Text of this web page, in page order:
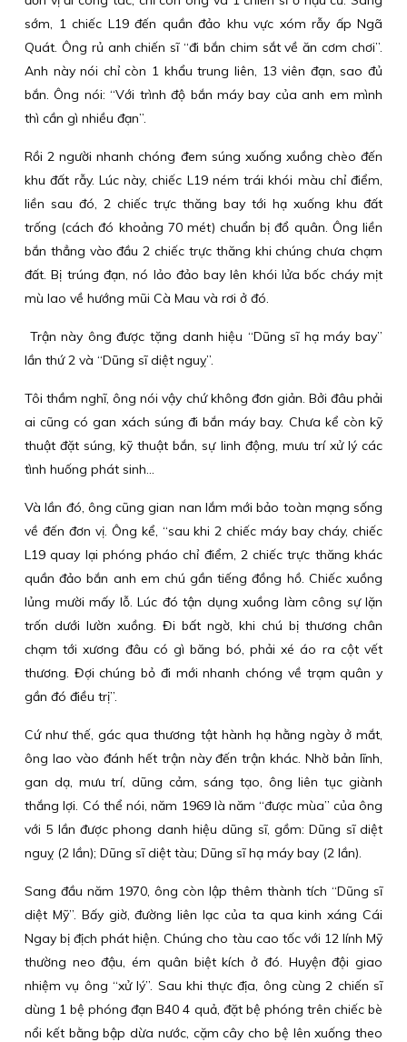
sớm, 1 chiếc L19 đến quần đảo khu vực xóm rẫy ấp Ngã
Quát. Ông rủ anh chiến sĩ “đi bắn chim sắt về ăn cơm chơi”.
Anh này nói chỉ còn 1 khẩu trung liên, 13 viên đạn, sao đủ
bắn. Ông nói: “Với trình độ bắn máy bay của anh em mình
thì cần gì nhiều đạn”.
Rồi 2 người nhanh chóng đem súng xuống xuồng chèo đến
khu đất rẫy. Lúc này, chiếc L19 ném trái khói màu chỉ điểm,
liền sau đó, 2 chiếc trực thăng bay tới hạ xuống khu đất
trống (cách đó khoảng 70 mét) chuẩn bị đổ quân. Ông liền
bắn thẳng vào đầu 2 chiếc trực thăng khi chúng chưa chạm
đất. Bị trúng đạn, nó lảo đảo bay lên khói lửa bốc cháy mịt
mù lao về hướng mũi Cà Mau và rơi ở đó.
Trận này ông được tặng danh hiệu “Dũng sĩ hạ máy bay”
lần thứ 2 và “Dũng sĩ diệt nguỵ”.
Tôi thầm nghĩ, ông nói vậy chứ không đơn giản. Bởi đâu phải
ai cũng có gan xách súng đi bắn máy bay. Chưa kể còn kỹ
thuật đặt súng, kỹ thuật bắn, sự linh động, mưu trí xử lý các
tình huống phát sinh…
Và lần đó, ông cũng gian nan lắm mới bảo toàn mạng sống
về đến đơn vị. Ông kể, “sau khi 2 chiếc máy bay cháy, chiếc
L19 quay lại phóng pháo chỉ điểm, 2 chiếc trực thăng khác
quần đảo bắn anh em chú gần tiếng đồng hồ. Chiếc xuồng
lủng mười mấy lỗ. Lúc đó tận dụng xuồng làm công sự lặn
trốn dưới lườn xuồng. Đi bất ngờ, khi chú bị thương chân
chạm tới xương đâu có gì băng bó, phải xé áo ra cột vết
thương. Đợi chúng bỏ đi mới nhanh chóng về trạm quân y
gần đó điều trị”.
Cứ như thế, gác qua thương tật hành hạ hằng ngày ở mắt,
ông lao vào đánh hết trận này đến trận khác. Nhờ bản lĩnh,
gan dạ, mưu trí, dũng cảm, sáng tạo, ông liên tục giành
thắng lợi. Có thể nói, năm 1969 là năm “được mùa” của ông
với 5 lần được phong danh hiệu dũng sĩ, gồm: Dũng sĩ diệt
nguỵ (2 lần); Dũng sĩ diệt tàu; Dũng sĩ hạ máy bay (2 lần).
Sang đầu năm 1970, ông còn lập thêm thành tích “Dũng sĩ
diệt Mỹ”. Bấy giờ, đường liên lạc của ta qua kinh xáng Cái
Ngay bị địch phát hiện. Chúng cho tàu cao tốc với 12 lính Mỹ
thường neo đậu, ém quân biệt kích ở đó. Huyện đội giao
nhiệm vụ ông “xử lý”. Sau khi thực địa, ông cùng 2 chiến sĩ
dùng 1 bệ phóng đạn B40 4 quả, đặt bệ phóng trên chiếc bè
nổi kết bằng bập dừa nước, cặm cây cho bệ lên xuống theo